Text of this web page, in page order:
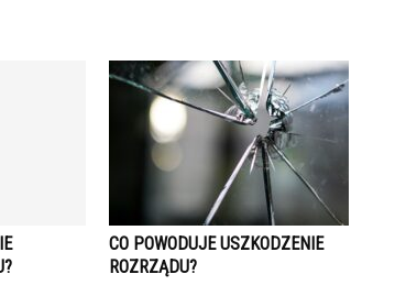
CO POWODUJE USZKODZENIE
ROZRZĄDU?